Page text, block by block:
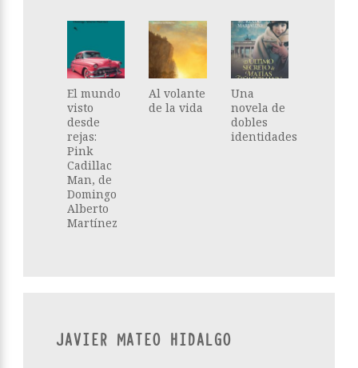
El mundo
visto
desde
rejas:
Pink
Cadillac
Man, de
Domingo
Alberto
Martínez
Al volante
de la vida
Una
novela de
dobles
identidades
JAVIER MATEO HIDALGO